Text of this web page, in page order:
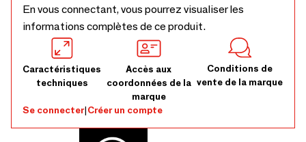
En vous connectant, vous pourrez visualiser les
informations complètes de ce produit.
Caractéristiques
techniques
Accès aux
coordonnées de la
marque
Conditions de
vente de la marque
Se connecter|Créer un compte